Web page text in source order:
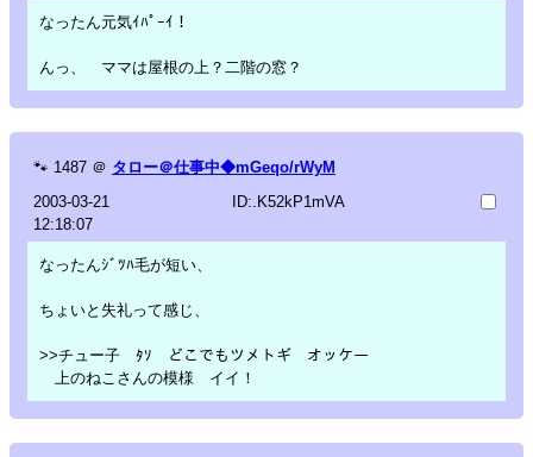
なったん元気ｲﾊﾟｰｲ！
んっ、 ママは屋根の上？二階の窓？
🐾 1487 ＠ タロー＠仕事中◆mGeqo/rWyM
2003-03-21
12:18:07
ID:.K52kP1mVA
なったんｼﾞﾂﾊ毛が短い、
ちょいと失礼って感じ、
>>チュー子 ﾀｿ どこでもツメトギ オッケー
上のねこさんの模様 イイ！